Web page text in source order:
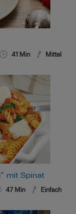
41 Min Mittel
mit Spinat
47 Min Einfach